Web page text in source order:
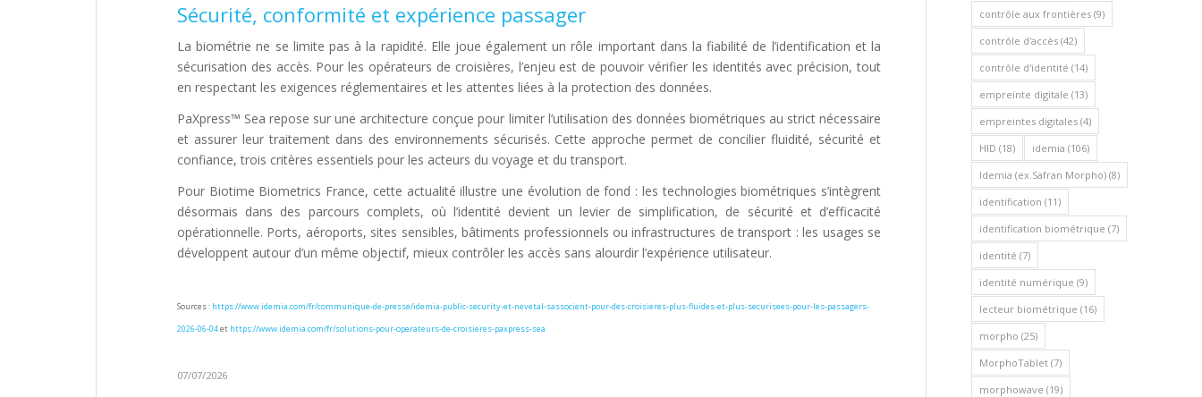
Sécurité, conformité et expérience passager
La biométrie ne se limite pas à la rapidité. Elle joue également un rôle important dans la fiabilité de l’identification et la
sécurisation des accès. Pour les opérateurs de croisières, l’enjeu est de pouvoir vérifier les identités avec précision, tout
en respectant les exigences réglementaires et les attentes liées à la protection des données.
PaXpress™ Sea repose sur une architecture conçue pour limiter l’utilisation des données biométriques au strict nécessaire
et assurer leur traitement dans des environnements sécurisés. Cette approche permet de concilier fluidité, sécurité et
confiance, trois critères essentiels pour les acteurs du voyage et du transport.
Pour Biotime Biometrics France, cette actualité illustre une évolution de fond : les technologies biométriques s’intègrent
désormais dans des parcours complets, où l’identité devient un levier de simplification, de sécurité et d’efficacité
opérationnelle. Ports, aéroports, sites sensibles, bâtiments professionnels ou infrastructures de transport : les usages se
développent autour d’un même objectif, mieux contrôler les accès sans alourdir l’expérience utilisateur.
Sources : https://www.idemia.com/fr/communique-de-presse/idemia-public-security-et-nevetal-sassocient-pour-des-croisieres-plus-fluides-et-plus-securisees-pour-les-passagers-
2026-06-04et https://www.idemia.com/fr/solutions-pour-operateurs-de-croisieres-paxpress-sea
07/07/2026
contrôle aux frontières (9)
contrôle d'accès (42)
contrôle d'identité (14)
empreinte digitale (13)
empreintes digitales (4)
HID (18) idemia (106)
Idemia (ex.Safran Morpho) (8)
identification (11)
identification biométrique (7)
identité (7)
identité numérique (9)
lecteur biométrique (16)
morpho (25)
MorphoTablet (7)
morphowave (19)